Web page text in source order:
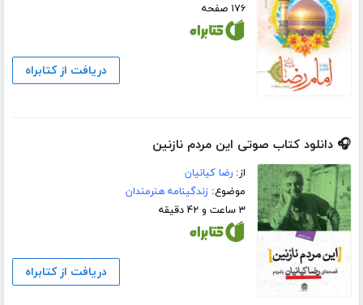
۱۷۶ صفحه
دریافت از کتابراه
🎧 دانلود کتاب صوتی این مردم نازنین
از:رضا کیانیان
موضوع:زندگینامه هنرمندان
۳ ساعت و ۴۲ دقیقه
دریافت از کتابراه